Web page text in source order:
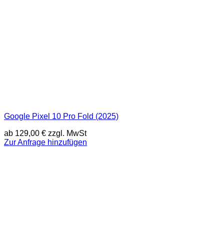
Google Pixel 10 Pro Fold (2025)
ab 129,00 € zzgl. MwSt
Zur Anfrage hinzufügen